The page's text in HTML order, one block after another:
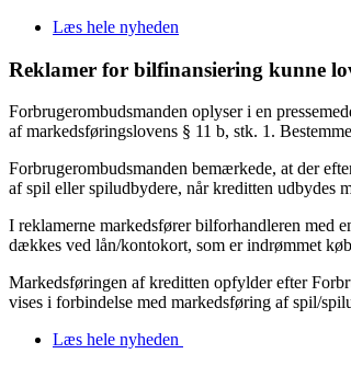
Læs hele nyheden
Reklamer for bilfinansiering kunne
Forbrugerombudsmanden oplyser i en
af markedsføringslovens § 11 b, stk. 1.
Forbrugerombudsmanden bemærkede, at der
af spil eller spiludbydere, når kreditten udbydes
I reklamerne markedsfører bilforhandleren med
dækkes ved lån/kontokort, som er indrømmet
Markedsføringen af kreditten opfylder efter
vises i forbindelse med markedsføring af spil/
Læs hele nyheden